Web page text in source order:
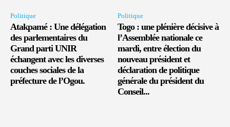
Politique
Atakpamé : Une délégation
des parlementaires du
Grand parti UNIR
échangent avec les diverses
couches sociales de la
préfecture de l’Ogou.
Politique
Togo : une plénière décisive à
l’Assemblée nationale ce
mardi, entre élection du
nouveau président et
déclaration de politique
générale du président du
Conseil...